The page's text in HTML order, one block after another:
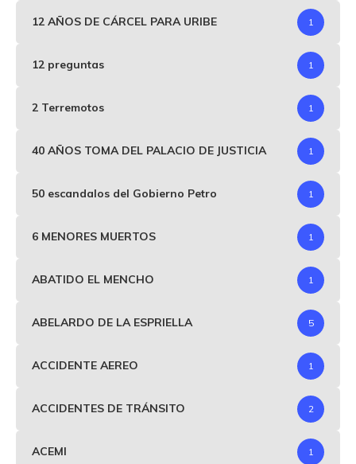
12 AÑOS DE CÁRCEL PARA URIBE 1
12 preguntas 1
2 Terremotos 1
40 AÑOS TOMA DEL PALACIO DE JUSTICIA 1
50 escandalos del Gobierno Petro 1
6 MENORES MUERTOS 1
ABATIDO EL MENCHO 1
ABELARDO DE LA ESPRIELLA 5
ACCIDENTE AEREO 1
ACCIDENTES DE TRÁNSITO 2
ACEMI 1